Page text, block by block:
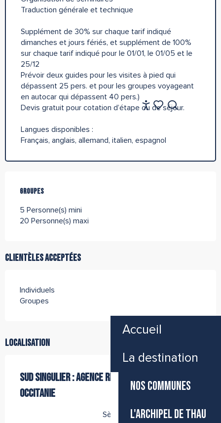
Accueil
La destination
NOS COMMUNES
L'ARCHIPEL DE THAU
FR
Traduction générale et technique
​Supplément de 30% sur chaque tarif indiqué
dimanches et jours fériés, et supplément de 100%
sur chaque tarif indiqué pour le 01/01, le 01/05 et le
25/12
Prévoir deux guides pour les visites à pied qui
dépassent 25 pers. et pour les groupes voyageant
en autocar qui dépassent 40 pers.)
Devis gratuit pour cotation d’étape ou de séjour.
Langues disponibles :
Français, anglais, allemand, italien, espagnol
Groupes
Groupes
5 Personne(s) mini
20 Personne(s) maxi
Clientèles acceptées
Individuels
Groupes
Localisation
SUD SINGULIER : AGENCE RECEPTIVE GROUPES EN
OCCITANIE
Sète